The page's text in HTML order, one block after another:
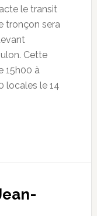
le transit
tronçon sera
Cette
15h00 à
locales le 14